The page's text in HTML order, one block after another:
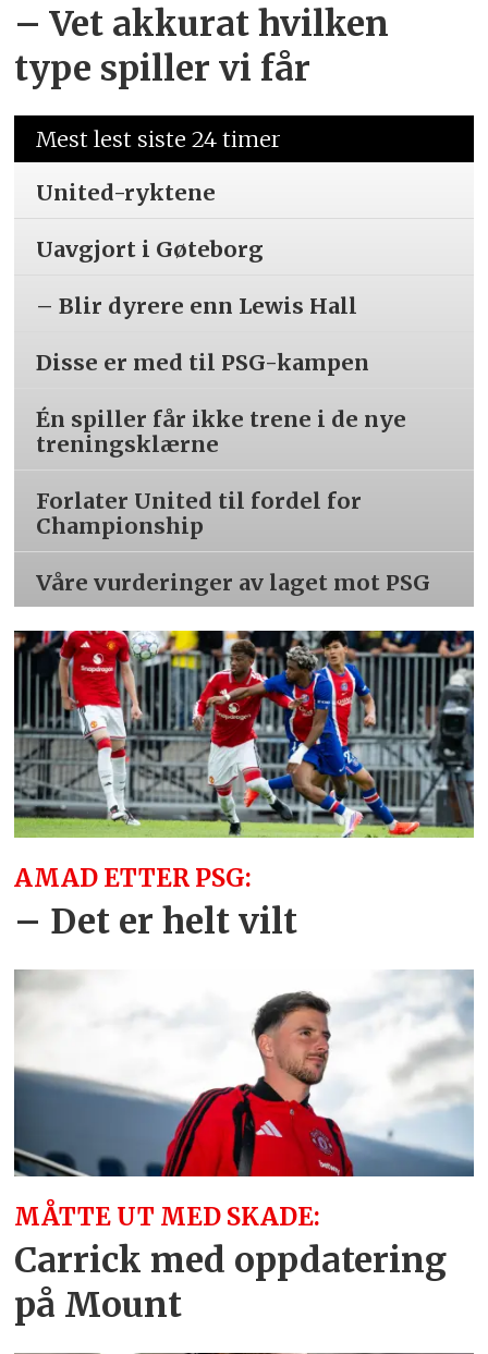
– Vet akkurat hvilken
type spiller vi får
Mest lest siste 24 timer
United-ryktene
Uavgjort i Gøteborg
– Blir dyrere enn Lewis Hall
Disse er med til PSG-kampen
Én spiller får ikke trene i de nye
treningsklærne
Forlater United til fordel for
Championship
Våre vurderinger av laget mot PSG
AMAD ETTER PSG:
– Det er helt vilt
MÅTTE UT MED SKADE:
Carrick med oppdatering
på Mount